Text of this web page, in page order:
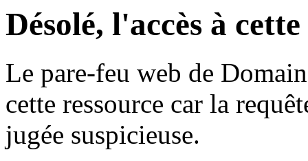
Désolé, l'accès à
Le pare-feu web de
cette ressource car la
jugée suspicieuse.